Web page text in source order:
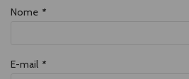
Nome *
E-mail *